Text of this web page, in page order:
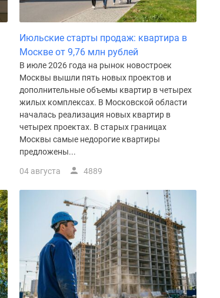
Июльские старты продаж: квартира в
Москве от 9,76 млн рублей
В июле 2026 года на рынок новостроек
Москвы вышли пять новых проектов и
дополнительные объемы квартир в четырех
жилых комплексах. В Московской области
началась реализация новых квартир в
четырех проектах. В старых границах
Москвы самые недорогие квартиры
предложены...
04 августа 4889